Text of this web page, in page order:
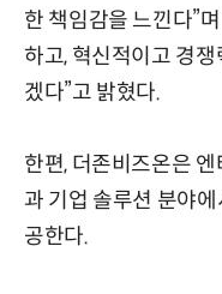
한 책임감을 느낀다”
하고, 혁신적이고 경
겠다”고 밝혔다.
한편, 더존비즈온은
과 기업 솔루션 분야
공한다.